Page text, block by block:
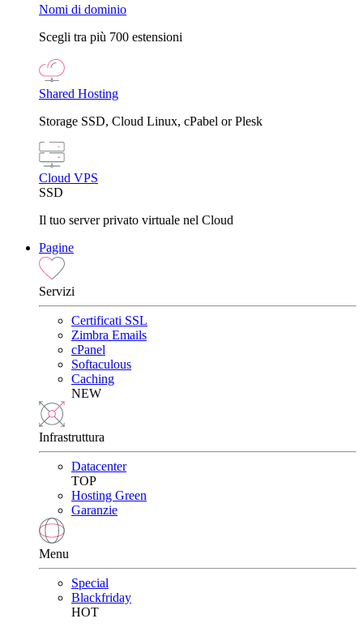
Nomi di dominio
Scegli tra più 700 estensioni
Shared Hosting
Storage SSD, Cloud Linux, cPabel or Plesk
Cloud VPS
SSD
Il tuo server privato virtuale nel Cloud
Pagine
Servizi
Certificati SSL
Zimbra Emails
cPanel
Softaculous
Caching
NEW
Infrastruttura
Datacenter
TOP
Hosting Green
Garanzie
Menu
Special
Blackfriday
HOT